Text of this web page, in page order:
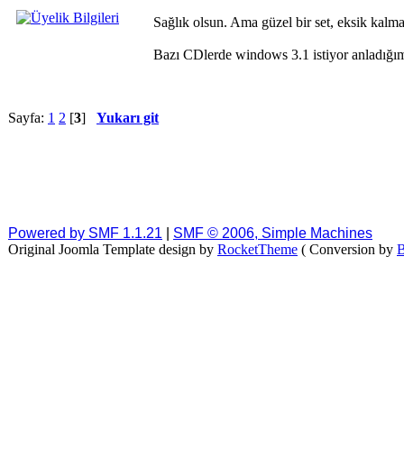
Sağlık olsun. Ama güzel bir set, eksik
Bazı CDlerde windows 3.1 istiyor
Sayfa: 1 2 [3] Yukarı git
Powered by SMF 1.1.21
SMF © 2006, Simple Machines
Original Joomla Template design by RocketTheme ( Conversion by